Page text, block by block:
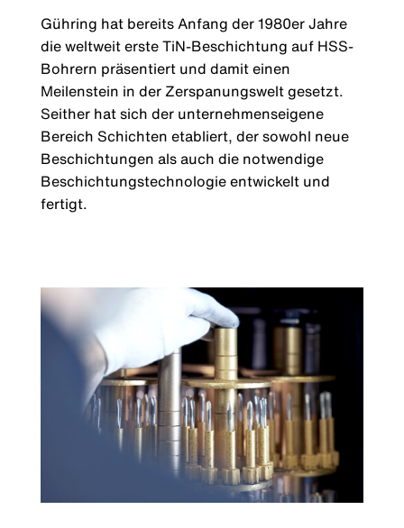
Gühring hat bereits Anfang der 1980er Jahre
die weltweit erste TiN-Beschichtung auf HSS-
Bohrern präsentiert und damit einen
Meilenstein in der Zerspanungswelt gesetzt.
Seither hat sich der unternehmenseigene
Bereich Schichten etabliert, der sowohl neue
Beschichtungen als auch die notwendige
Beschichtungstechnologie entwickelt und
fertigt.